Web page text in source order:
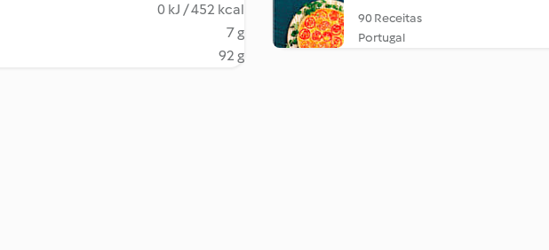
0 kJ / 452 kcal
7 g
92 g
90 Receitas
Portugal